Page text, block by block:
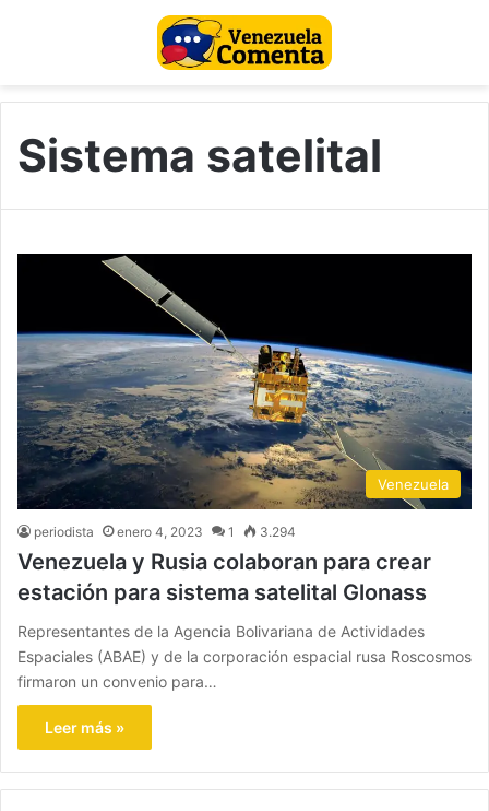
Sistema satelital
Venezuela
periodista enero 4, 2023 1 3.294
Venezuela y Rusia colaboran para crear
estación para sistema satelital Glonass
Representantes de la Agencia Bolivariana de Actividades
Espaciales (ABAE) y de la corporación espacial rusa Roscosmos
firmaron un convenio para…
Leer más »